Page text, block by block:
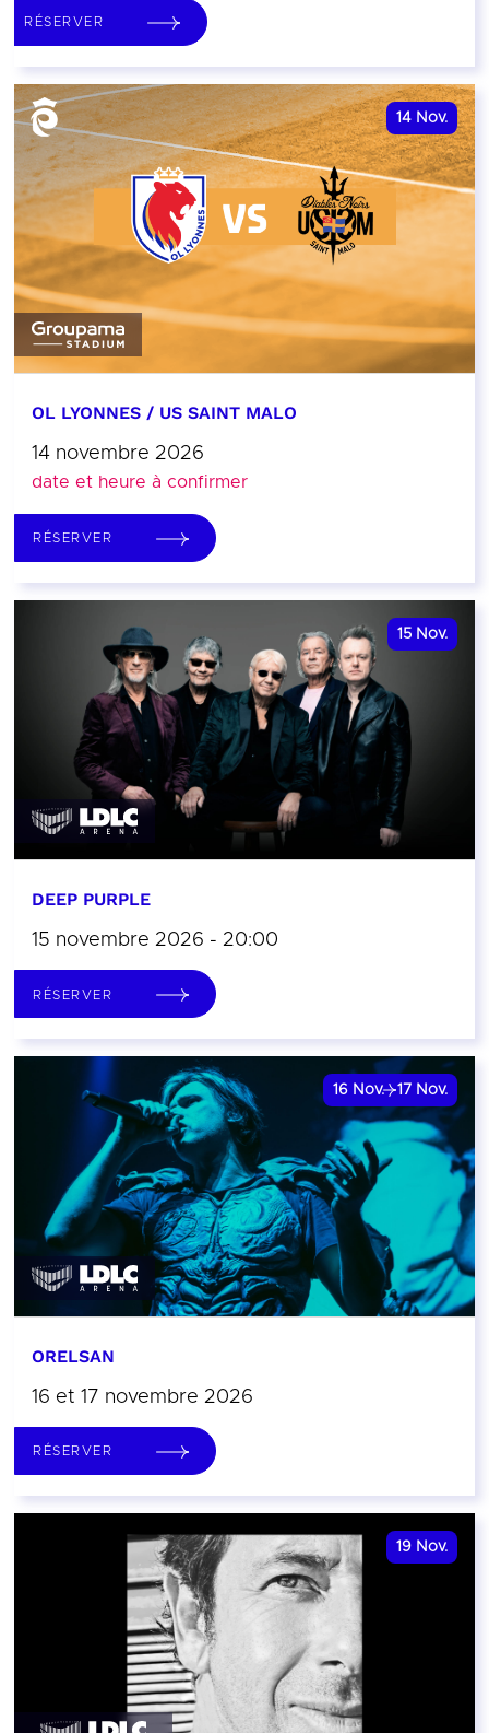
RÉSERVER
14 Nov.
OL LYONNES / US SAINT MALO
14 novembre 2026
date et heure à confirmer
RÉSERVER
15 Nov.
DEEP PURPLE
15 novembre 2026 - 20:00
RÉSERVER
16 Nov. 17 Nov.
ORELSAN
16 et 17 novembre 2026
RÉSERVER
19 Nov.